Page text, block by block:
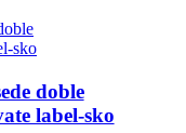
doble
label-sko